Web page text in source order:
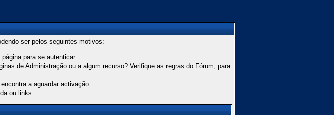
ser pelos seguintes motivos:
para se autenticar.
de Administração ou a algum recurso? Verifique as regras do Fórum, para
a aguardar activação.
ou links.